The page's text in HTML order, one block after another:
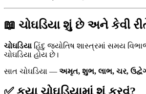
📖 ચોઘડિયા શું છે અને કેવી
ચોઘડિયા હિંદુ જ્યોતિષ શાસ્ત્રમાં સમય
ચોઘડિયા હોય છે।
સાત ચોઘડિયા — અમૃત, શુભ, લાભ, ચર,